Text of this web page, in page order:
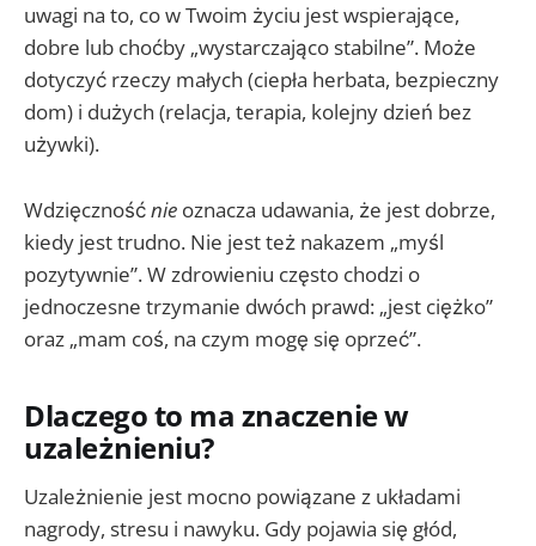
uwagi na to, co w Twoim życiu jest wspierające,
dobre lub choćby „wystarczająco stabilne”. Może
dotyczyć rzeczy małych (ciepła herbata, bezpieczny
dom) i dużych (relacja, terapia, kolejny dzień bez
używki).
Wdzięcznośćnie oznacza udawania, że jest dobrze,
kiedy jest trudno. Nie jest też nakazem „myśl
pozytywnie”. W zdrowieniu często chodzi o
jednoczesne trzymanie dwóch prawd: „jest ciężko”
oraz „mam coś, na czym mogę się oprzeć”.
Dlaczego to ma znaczenie w
uzależnieniu?
Uzależnienie jest mocno powiązane z układami
nagrody, stresu i nawyku. Gdy pojawia się głód,